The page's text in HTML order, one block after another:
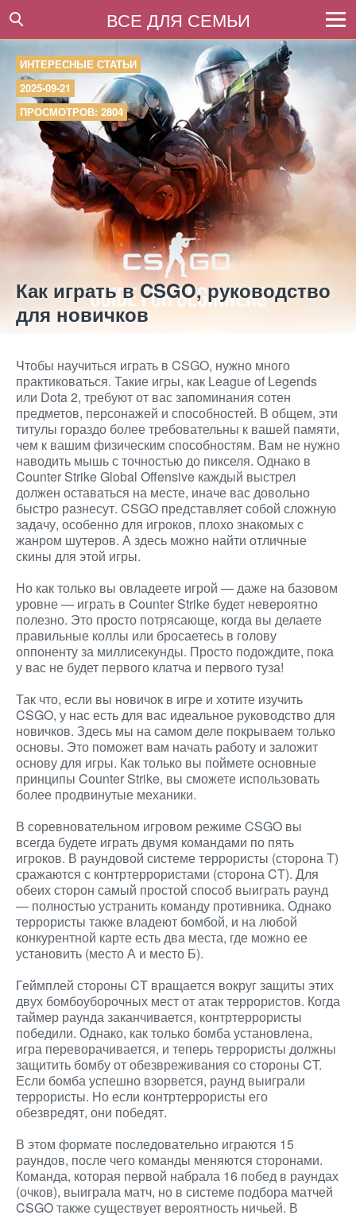
ВСЕ ДЛЯ СЕМЬИ
ИНТЕРЕСНЫЕ СТАТЬИ
2025-09-21
ПРОСМОТРОВ: 2804
Как играть в CSGO, руководство
для новичков
Чтобы научиться играть в CSGO, нужно много
практиковаться. Такие игры, как League of Legends
или Dota 2, требуют от вас запоминания сотен
предметов, персонажей и способностей. В общем, эти
титулы гораздо более требовательны к вашей памяти,
чем к вашим физическим способностям. Вам не нужно
наводить мышь с точностью до пикселя. Однако в
Counter Strike Global Offensive каждый выстрел
должен оставаться на месте, иначе вас довольно
быстро разнесут. CSGO представляет собой сложную
задачу, особенно для игроков, плохо знакомых с
жанром шутеров. А здесь можно найти отличные
скины для этой игры.
Но как только вы овладеете игрой — даже на базовом
уровне — играть в Counter Strike будет невероятно
полезно. Это просто потрясающе, когда вы делаете
правильные коллы или бросаетесь в голову
оппоненту за миллисекунды. Просто подождите, пока
у вас не будет первого клатча и первого туза!
Так что, если вы новичок в игре и хотите изучить
CSGO, у нас есть для вас идеальное руководство для
новичков. Здесь мы на самом деле покрываем только
основы. Это поможет вам начать работу и заложит
основу для игры. Как только вы поймете основные
принципы Counter Strike, вы сможете использовать
более продвинутые механики.
В соревновательном игровом режиме CSGO вы
всегда будете играть двумя командами по пять
игроков. В раундовой системе террористы (сторона T)
сражаются с контртеррористами (сторона CT). Для
обеих сторон самый простой способ выиграть раунд
— полностью устранить команду противника. Однако
террористы также владеют бомбой, и на любой
конкурентной карте есть два места, где можно ее
установить (место А и место Б).
Геймплей стороны CT вращается вокруг защиты этих
двух бомбоуборочных мест от атак террористов. Когда
таймер раунда заканчивается, контртеррористы
победили. Однако, как только бомба установлена,
игра переворачивается, и теперь террористы должны
защитить бомбу от обезвреживания со стороны CT.
Если бомба успешно взорвется, раунд выиграли
террористы. Но если контртеррористы его
обезвредят, они победят.
В этом формате последовательно играются 15
раундов, после чего команды меняются сторонами.
Команда, которая первой набрала 16 побед в раундах
(очков), выиграла матч, но в системе подбора матчей
CSGO также существует вероятность ничьей. В